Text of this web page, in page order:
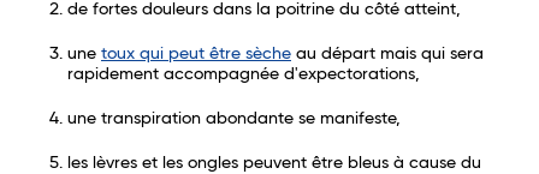
de fortes douleurs dans la poitrine du côté atteint,
une toux qui peut être sèche au départ mais qui sera
rapidement accompagnée d'expectorations,
une transpiration abondante se manifeste,
les lèvres et les ongles peuvent être bleus à cause du